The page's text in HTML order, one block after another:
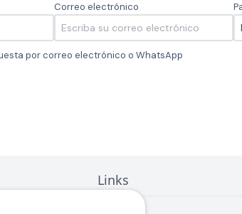
Correo electrónico
por correo electrónico o WhatsApp
Links